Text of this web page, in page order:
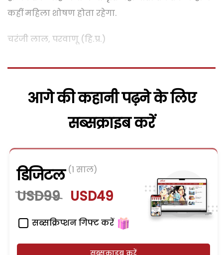
कहीं महिला शोषण होता रहेगा.
चरंजी लाल, परवाणू (हि.प्र.)
आगे की कहानी पढ़ने के लिए
सब्सक्राइब करें
डिजिटल (1 साल)
USD99 USD49
सब्सक्रिप्शन गिफ्ट करें
सब्सक्राइब करें